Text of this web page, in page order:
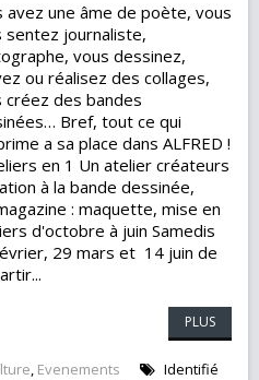
avez une âme de poète, vous
sentez journaliste,
vous dessinez,
ou réalisez des collages,
créez des bandes
Bref, tout ce qui
a sa place dans ALFRED !
en 1 Un atelier créateurs
à la bande dessinée,
: maquette, mise en
d'octobre à juin Samedis
29 mars et 14 juin de
PLUS
, Evenements
Identifié